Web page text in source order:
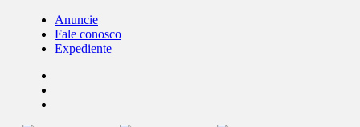
Anuncie
Fale conosco
Expediente